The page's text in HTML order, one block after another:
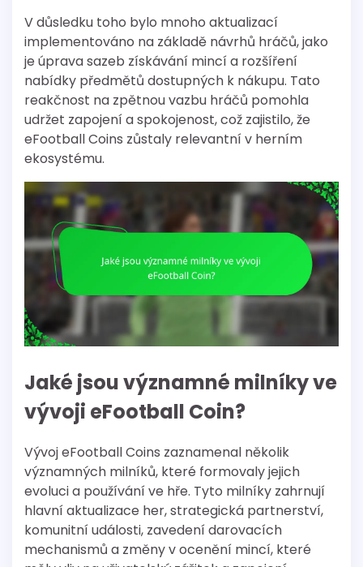
V důsledku toho bylo mnoho aktualizací
implementováno na základě návrhů hráčů, jako
je úprava sazeb získávání mincí a rozšíření
nabídky předmětů dostupných k nákupu. Tato
reakčnost na zpětnou vazbu hráčů pomohla
udržet zapojení a spokojenost, což zajistilo, že
eFootball Coins zůstaly relevantní v herním
ekosystému.
Jaké jsou významné milníky ve
vývoji eFootball Coin?
Vývoj eFootball Coins zaznamenal několik
významných milníků, které formovaly jejich
evoluci a používání ve hře. Tyto milníky zahrnují
hlavní aktualizace her, strategická partnerství,
komunitní události, zavedení darovacích
mechanismů a změny v ocenění mincí, které